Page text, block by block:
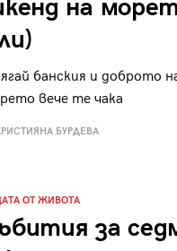
на
банския и доброто
вече те чака
БУРДЕВА
ОТ ЖИВОТА
за